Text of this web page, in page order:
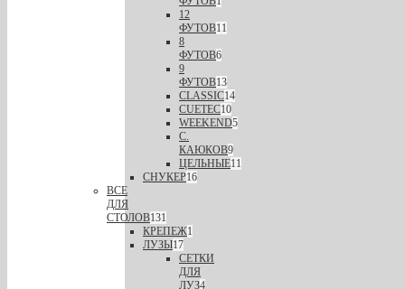
12
ФУТОВ11
8
ФУТОВ6
9
ФУТОВ13
CLASSIC14
CUETEC10
WEEKEND5
С.
КАЮКОВ9
ЦЕЛЬНЫЕ11
СНУКЕР16
ВСЕ
ДЛЯ
СТОЛОВ131
КРЕПЕЖ1
ЛУЗЫ17
СЕТКИ
ДЛЯ
ЛУЗ4